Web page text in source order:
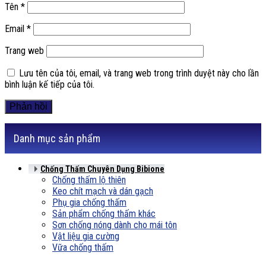
Tên *
Email *
Trang web
Lưu tên của tôi, email, và trang web trong trình duyệt này cho lần
bình luận kế tiếp của tôi.
Danh mục sản phẩm
Chống Thấm Chuyên Dụng Bibione
Chống thấm lộ thiên
Keo chít mạch và dán gạch
Phụ gia chống thấm
Sản phẩm chống thấm khác
Sơn chống nóng dành cho mái tôn
Vật liệu gia cường
Vữa chống thấm